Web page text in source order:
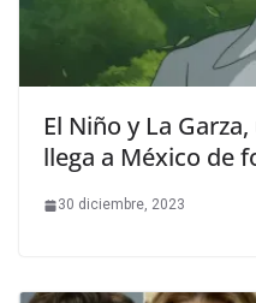
El Niño y La
llega a México de
30 diciembre, 2023